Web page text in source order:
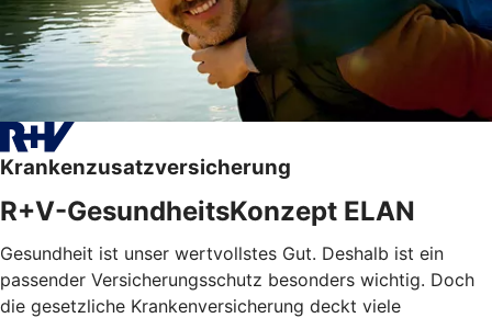
Krankenzusatzversicherung
R+V-GesundheitsKonzept ELAN
Gesundheit ist unser wertvollstes Gut. Deshalb ist ein
passender Versicherungsschutz besonders wichtig. Doch
die gesetzliche Krankenversicherung deckt viele